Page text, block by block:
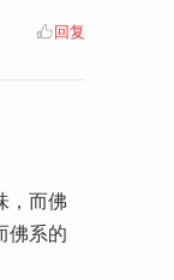
回复
，而佛
佛系的